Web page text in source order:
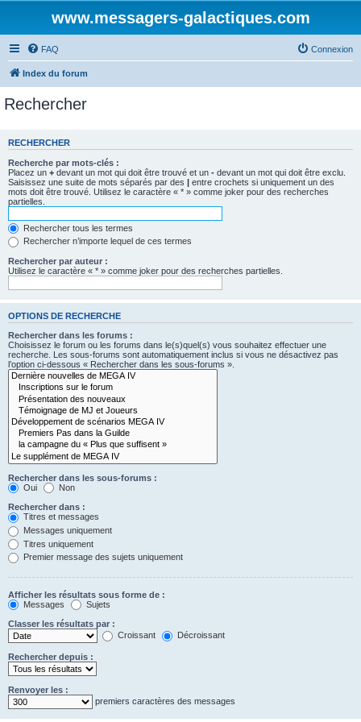
www.messagers-galactiques.com
FAQ Connexion
Index du forum
Rechercher
RECHERCHER
Recherche par mots-clés :
Placez un + devant un mot qui doit être trouvé et un - devant un mot qui doit être exclu.
Saisissez une suite de mots séparés par des | entre crochets si uniquement un des
mots doit être trouvé. Utilisez le caractère « * » comme joker pour des recherches
partielles.
Rechercher tous les termes
Rechercher n’importe lequel de ces termes
Rechercher par auteur :
Utilisez le caractère « * » comme joker pour des recherches partielles.
OPTIONS DE RECHERCHE
Rechercher dans les forums :
Choisissez le forum ou les forums dans le(s)quel(s) vous souhaitez effectuer une
recherche. Les sous-forums sont automatiquement inclus si vous ne désactivez pas
l’option ci-dessous « Rechercher dans les sous-forums ».
Rechercher dans les sous-forums :
Oui
Non
Rechercher dans :
Titres et messages
Messages uniquement
Titres uniquement
Premier message des sujets uniquement
Afficher les résultats sous forme de :
Messages
Sujets
Classer les résultats par :
Croissant
Décroissant
Rechercher depuis :
Renvoyer les :
premiers caractères des messages